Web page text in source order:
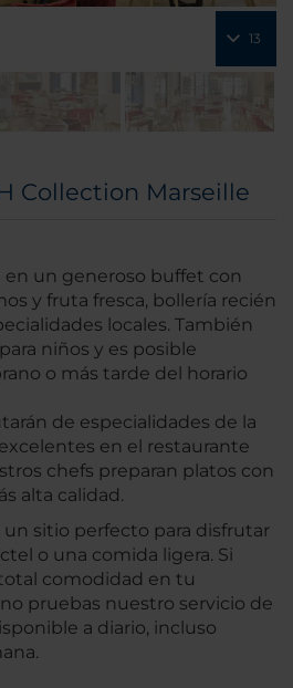
13
Collection Marseille
en un generoso buffet con
y fruta fresca, bollería recién
locales. También
niños y es posible
o más tarde del horario
de especialidades de la
en el restaurante
chefs preparan platos con
alta calidad.
sitio perfecto para disfrutar
o una comida ligera. Si
comodidad en tu
pruebas nuestro servicio de
a diario, incluso